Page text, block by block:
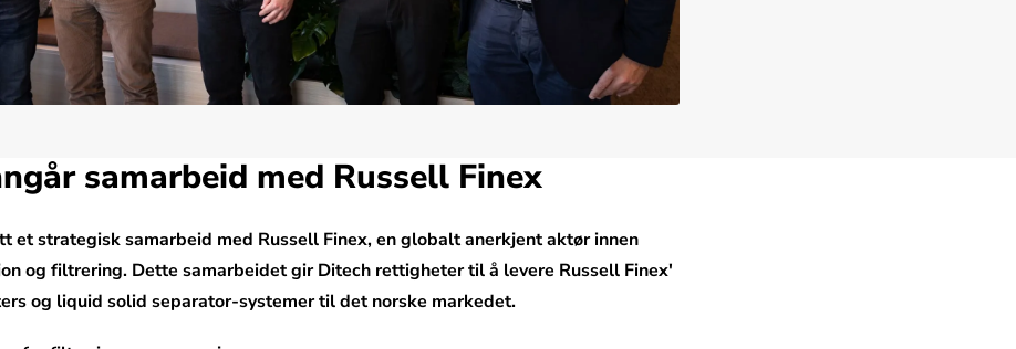
samarbeid med Russell Finex
et strategisk samarbeid med Russell Finex, en globalt anerkjent aktør innen
og filtrering. Dette samarbeidet gir Ditech rettigheter til å levere Russell Finex'
og liquid solid separator-systemer til det norske markedet.